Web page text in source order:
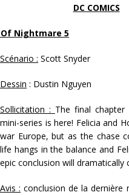
DC COMICS
Nightmare 5
Scénario : Scott Snyder
Dessin : Dustin Nguyen
Sollicitation : The final chapter
mini-series is here! Felicia and
war Europe, but as the chase
life hangs in the balance and
epic conclusion will dramatically
Avis : conclusion de la dernière